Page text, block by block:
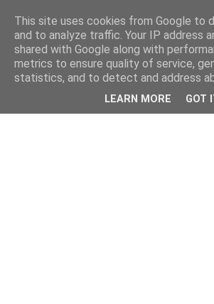
This site uses cookies from Google to
and to analyze traffic. Your IP address
shared with Google along with
metrics to ensure quality of service,
statistics, and to detect and address
LEARN MORE GOT